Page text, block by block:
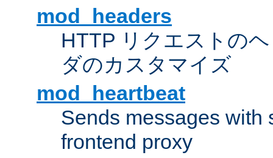
mod_headers
HTTP リクエストの
ダのカスタマイズ
mod_heartbeat
Sends messages with
frontend proxy